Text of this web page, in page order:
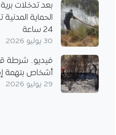
بعد تدخلات
24 ساعة
30 يوليو 2026
أشخاص بتهمة
29 يوليو 2026